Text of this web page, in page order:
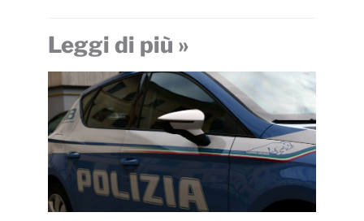
Leggi di più »